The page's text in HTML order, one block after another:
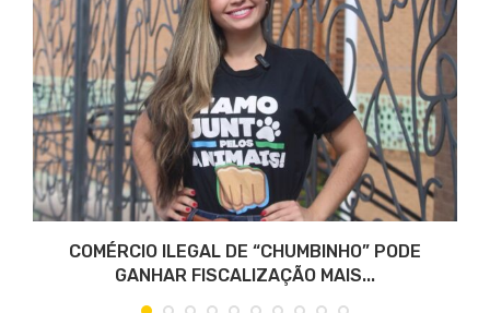
COMÉRCIO ILEGAL DE “CHUMBINHO” PODE
GANHAR FISCALIZAÇÃO MAIS...